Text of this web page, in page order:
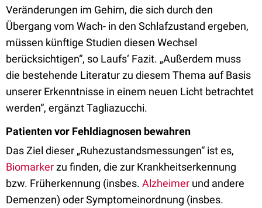
Veränderungen im Gehirn, die sich durch den
Übergang vom Wach- in den Schlafzustand ergeben,
müssen künftige Studien diesen Wechsel
berücksichtigen“, so Laufs‘ Fazit. „Außerdem muss
die bestehende Literatur zu diesem Thema auf Basis
unserer Erkenntnisse in einem neuen Licht betrachtet
werden“, ergänzt Tagliazucchi.
Patienten vor Fehldiagnosen bewahren
Das Ziel dieser „Ruhezustandsmessungen“ ist es,
Biomarkerzu finden, die zur Krankheitserkennung
bzw. Früherkennung (insbes. Alzheimer und andere
Demenzen) oder Symptomeinordnung (insbes.